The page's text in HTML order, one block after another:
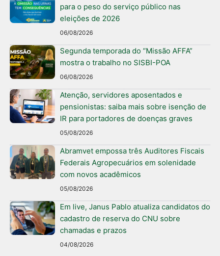
para o peso do serviço público nas
eleições de 2026
06/08/2026
Segunda temporada do “Missão AFFA”
mostra o trabalho no SISBI-POA
06/08/2026
Atenção, servidores aposentados e
pensionistas: saiba mais sobre isenção de
IR para portadores de doenças graves
05/08/2026
Abramvet empossa três Auditores Fiscais
Federais Agropecuários em solenidade
com novos acadêmicos
05/08/2026
Em live, Janus Pablo atualiza candidatos do
cadastro de reserva do CNU sobre
chamadas e prazos
04/08/2026